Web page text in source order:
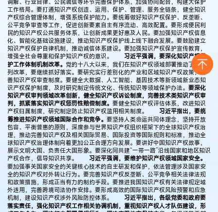
工作格局。要打通知识产权创造、运用、保护、管理、服务全链条，健全知识
产权综合管理体制，增强系统保护能力。要统筹做好知识产权保护、反垄断、
公平竞争审查等工作，促进创新要素自主有序流动、高效配置。要形成便民利
民的知识产权公共服务体系，让创新成果更好惠及人民。要加强知识产权信息
化、智能化基础设施建设，推动知识产权保护线上线下融合发展。要鼓励建立
知识产权保护自律机制，推动诚信体系建设。要加强知识产权保护宣传教育，
增强全社会尊重和保护知识产权的意识。 习近平强调，要深化知识产权保
护工作体制机制改革。 党的十八大以来，我们在知识产权领域部署推动了一系
列改革，要继续抓好落实。要研究实行差别化的产业和区域知识产权政策，完
善知识产权审查制度。要健全大数据、人工智能、基因技术等新领域新业态知
识产权保护制度，及时研究制定传统文化、传统知识等领域保护办法。 要深化
知识产权审判领域改革创新，健全知识产权诉讼制度，完善技术类知识产权审
判，抓紧落实知识产权惩罚性赔偿制度。 要健全知识产权评估体系，改进知识
产权归属制度，研究制定防止知识产权滥用相关制度。 习近平指出，要统
筹推进知识产权领域国际合作和竞争。 要坚持人类命运共同体理念，坚持开放
包容、平衡普惠的原则，深度参与世界知识产权组织框架下的全球知识产权治
理，推动完善知识产权及相关国际贸易、国际投资等国际规则和标准，推动全
球知识产权治理体制向着更加公正合理方向发展。要讲好中国知识产权故事，
展示文明大国、负责任大国形象。要深化同共建“一带一路”沿线国家和地区知识
产权合作，倡导知识共享。 习近平强调，要维护知识产权领域国家安全。
要加强事关国家安全的关键核心技术的自主研发和保护，依法管理涉及国家安
全的知识产权对外转让行为。要完善知识产权反垄断、公平竞争相关法律法规
和政策措施，形成正当有力的制约手段。要推进我国知识产权有关法律规定域
外适用，完善跨境司法协作安排。要形成高效的国际知识产权风险预警和应急
机制，建设知识产权涉外风险防控体系。 习近平指出，各级党委和政府要
落实责任，强化知识产权工作相关协调机制，重视知识产权人才队伍建设，形